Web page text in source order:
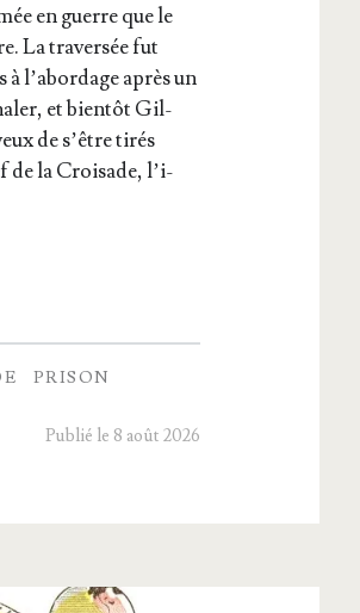
en guerre que le
La tra­ver­sée fut
l’a­bor­dage après un
et bien­tôt Gil­
de s’être tirés
de la Croi­sade, l’i­
PRISON
Publié le 8 août 2026